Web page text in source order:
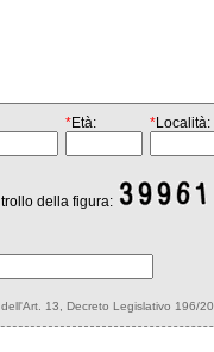
*Età: *Località:
della figura:
13, Decreto Legislativo 196/